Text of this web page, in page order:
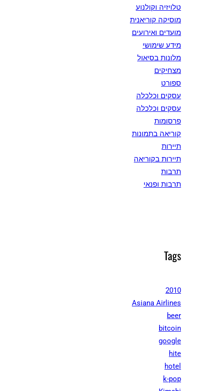
טלויזיה וקולנוע
מוסיקה קוריאנית
מועדים ואירועים
מידע שימושי
מלונות בסיאול
מצחיקים
ספורט
עסקים וכלכלה
עסקים וכלכלה
פרסומות
קוריאה בתמונות
תיירות
תיירות בקוריאה
תרבות
תרבות ופנאי
Tags
2010
Asiana Airlines
beer
bitcoin
google
hite
hotel
k-pop